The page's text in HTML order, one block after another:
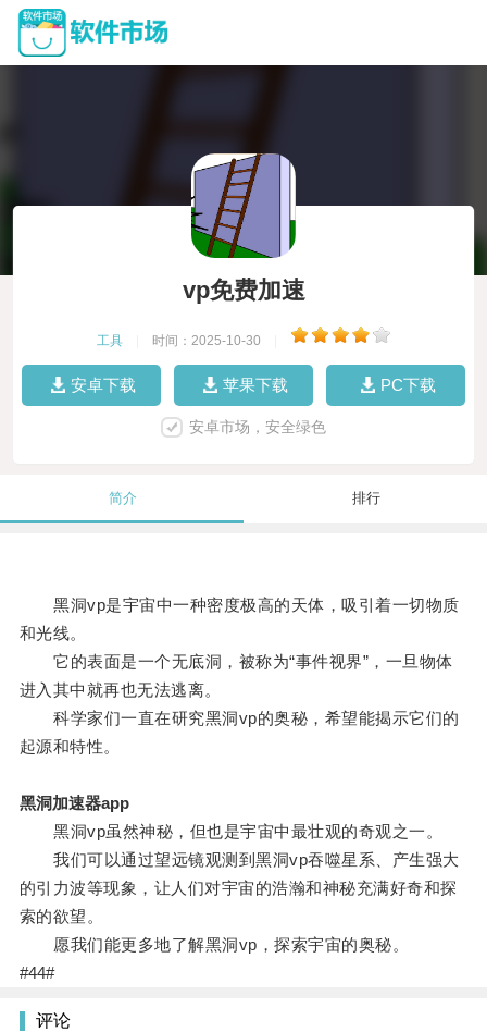
vp免费加速
工具 时间：2025-10-30
安卓下载 苹果下载 PC下载
安卓市场，安全绿色
简介 排行
黑洞vp是宇宙中一种密度极高的天体，吸引着一切物质
和光线。
它的表面是一个无底洞，被称为“事件视界”，一旦物体
进入其中就再也无法逃离。
科学家们一直在研究黑洞vp的奥秘，希望能揭示它们的
起源和特性。
黑洞加速器app
黑洞vp虽然神秘，但也是宇宙中最壮观的奇观之一。
我们可以通过望远镜观测到黑洞vp吞噬星系、产生强大
的引力波等现象，让人们对宇宙的浩瀚和神秘充满好奇和探
索的欲望。
愿我们能更多地了解黑洞vp，探索宇宙的奥秘。
#44#
评论